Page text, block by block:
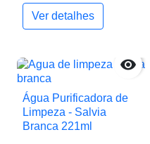
Ver detalhes

Água Purificadora de
Limpeza - Salvia
Branca 221ml